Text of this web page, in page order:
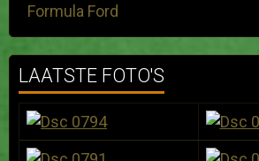
Formula Ford
LAATSTE FOTO'S